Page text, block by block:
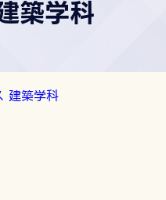
築学科
建築学科